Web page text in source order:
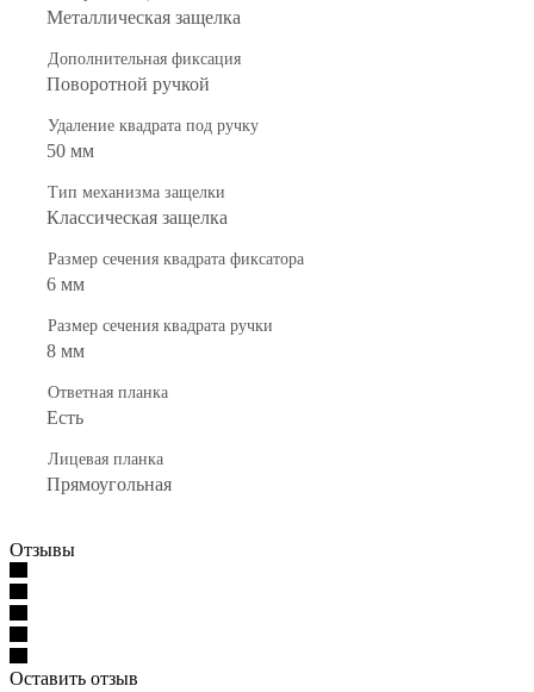
Металлическая защелка
Дополнительная фиксация
Поворотной ручкой
Удаление квадрата под ручку
50 мм
Тип механизма защелки
Классическая защелка
Размер сечения квадрата фиксатора
6 мм
Размер сечения квадрата ручки
8 мм
Ответная планка
Есть
Лицевая планка
Прямоугольная
Отзывы
Оставить отзыв